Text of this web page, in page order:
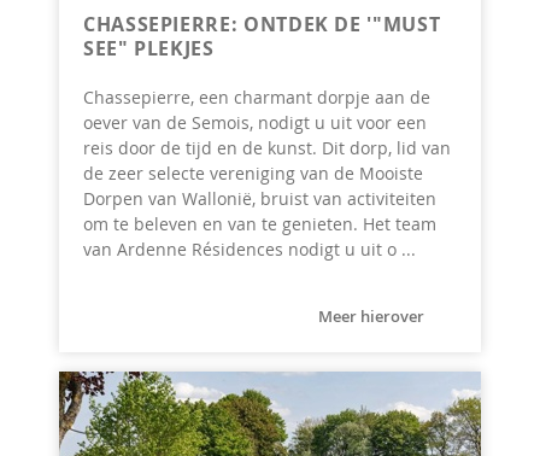
CHASSEPIERRE: ONTDEK DE '"MUST
SEE" PLEKJES
Chassepierre, een charmant dorpje aan de
oever van de Semois, nodigt u uit voor een
reis door de tijd en de kunst. Dit dorp, lid van
de zeer selecte vereniging van de Mooiste
Dorpen van Wallonië, bruist van activiteiten
om te beleven en van te genieten. Het team
van Ardenne Résidences nodigt u uit o ...
Meer hierover